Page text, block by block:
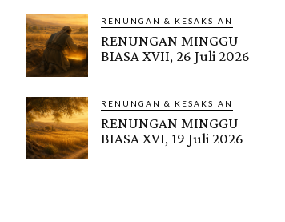
RENUNGAN & KESAKSIAN
RENUNGAN MINGGU
BIASA XVII, 26 Juli 2026
RENUNGAN & KESAKSIAN
RENUNGAN MINGGU
BIASA XVI, 19 Juli 2026